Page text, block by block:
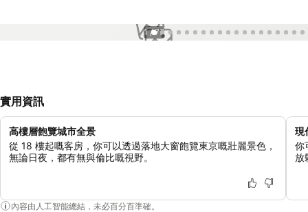
1 / 77
實用資訊
高樓層飽覽城市全景
從 18 樓起嘅客房，你可以透過落地大窗飽覽東京嘅壯麗景色，
無論日夜，都有無與倫比嘅視野。
現
你
放
內容由人工智能總結，未必百分百準確。